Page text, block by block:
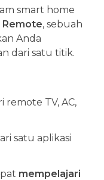
smart home
Remote, sebuah
Anda
dari satu titik.
remote TV, AC,
satu aplikasi
mempelajari